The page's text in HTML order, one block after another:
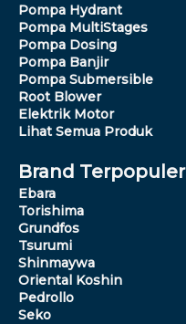
Pompa Hydrant
Pompa MultiStages
Pompa Dosing
Pompa Banjir
Pompa Submersible
Root Blower
Elektrik Motor
Lihat Semua Produk
Brand Terpopuler
Ebara
Torishima
Grundfos
Tsurumi
Shinmaywa
Oriental Koshin
Pedrollo
Seko